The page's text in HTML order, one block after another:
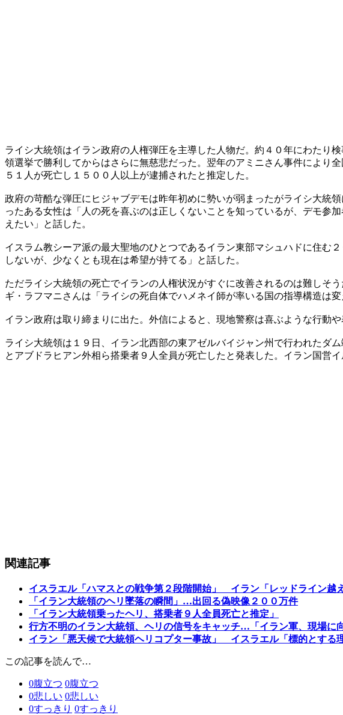
ライシ大統領はイラン政府の人権弾圧を主導した人物だ。約４０年にわたり
領選挙で勝利してからはさらに無慈悲だった。翌年のアミニさん事件により
５１人が死亡し１５００人以上が逮捕されたと推定した。
政府の苛酷な弾圧にヒジャブデモは昨年初めに勢いが弱まったがライシ大統
ったある女性は「人の死を喜ぶのは正しくないことを知っているが、デモ参
えたい」と話した。
イスラム教シーア派の最大聖地のひとつであるイラン東部マシュハドに住む
しないが、少なくとも現在は希望が持てる」と話した。
ただライシ大統領の死亡でイランの人権状況がすぐに改善されるのは難しそ
ギ・ラフマニさんは「ライシの死自体でハメネイ師が率いる国の指導構造は
イラン政府は取り締まりに出た。外信によると、現地警察は喜ぶような行動
ライシ大統領は１９日、イラン北西部の東アゼルバイジャン州で行われたダ
とアブドラヒアン外相ら搭乗者９人全員が死亡したと発表した。イラン国営
関連記事
イスラエル「ハマスとの戦争第２段階開始」 イラン「レッドライン越
「イラン大統領のヘリ墜落の瞬間」…出回る偽映像２００万件
「イラン大統領乗ったヘリ、搭乗者９人全員死亡と推定」
行方不明のイラン大統領、ヘリの信号をキャッチ…「イラン軍、現場に
イラン「悪天候で大統領ヘリコプター事故」 イスラエル「標的とする
この記事を読んで…
0腹立つ 0腹立つ
0悲しい 0悲しい
0すっきり 0すっきり